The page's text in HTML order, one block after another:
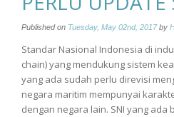
Published on Tuesday, May 02nd, 2017by
Standar Nasional Indonesia di
chain) yang mendukung sistem
yang ada sudah perlu direvisi
negara maritim mempunyai
dengan negara lain. SNI yang ada